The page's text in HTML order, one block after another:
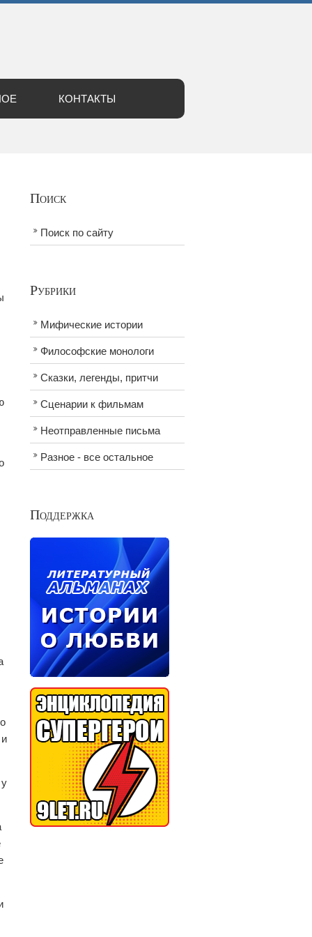
КОНТАКТЫ
Поиск
Поиск по сайту
Рубрики
Мифические истории
Философские монологи
Сказки, легенды, притчи
Сценарии к фильмам
Неотправленные письма
Разное - все остальное
Поддержка